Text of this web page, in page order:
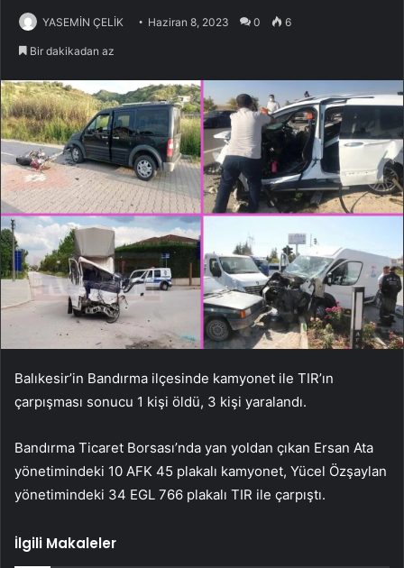
YASEMİN ÇELİK Haziran 8, 2023 0 6
Bir dakikadan az
Balıkesir’in Bandırma ilçesinde kamyonet ile TIR’ın
çarpışması sonucu 1 kişi öldü, 3 kişi yaralandı.
Bandırma Ticaret Borsası’nda yan yoldan çıkan Ersan Ata
yönetimindeki 10 AFK 45 plakalı kamyonet, Yücel Özşaylan
yönetimindeki 34 EGL 766 plakalı TIR ile çarpıştı.
İlgili Makaleler